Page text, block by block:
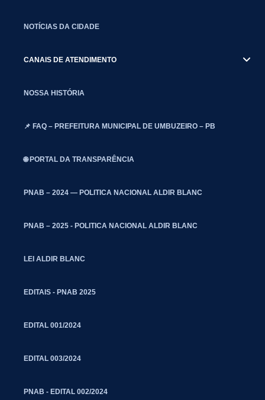
NOTÍCIAS DA CIDADE
CANAIS DE ATENDIMENTO
NOSSA HISTÓRIA
📌 FAQ – PREFEITURA MUNICIPAL DE UMBUZEIRO – PB
🌐 PORTAL DA TRANSPARÊNCIA
PNAB – 2024 — POLITICA NACIONAL ALDIR BLANC
PNAB – 2025 - POLITICA NACIONAL ALDIR BLANC
LEI ALDIR BLANC
EDITAIS - PNAB 2025
EDITAL 001/2024
EDITAL 003/2024
PNAB - EDITAL 002/2024